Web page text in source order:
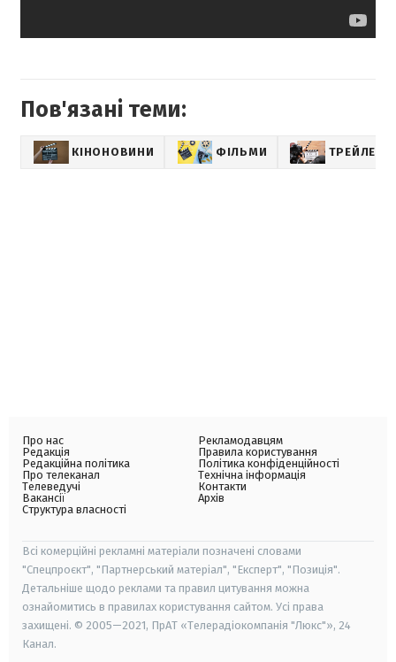
Пов'язані теми:
КІНОНОВИНИ ФІЛЬМИ ТРЕЙЛЕРИ
Про нас
Редакція
Редакційна політика
Про телеканал
Телеведучі
Вакансії
Структура власності
Рекламодавцям
Правила користування
Політика конфіденційності
Технічна інформація
Контакти
Архів
Всі комерційні рекламні матеріали позначені словами
"Спецпроєкт", "Партнерський матеріал", "Експерт", "Позиція".
Детальніше щодо реклами та правил цитування можна
ознайомитись в правилах користування сайтом. Усі права
захищені. © 2005—2021, ПрАТ «Телерадіокомпанія "Люкс"», 24
Канал.